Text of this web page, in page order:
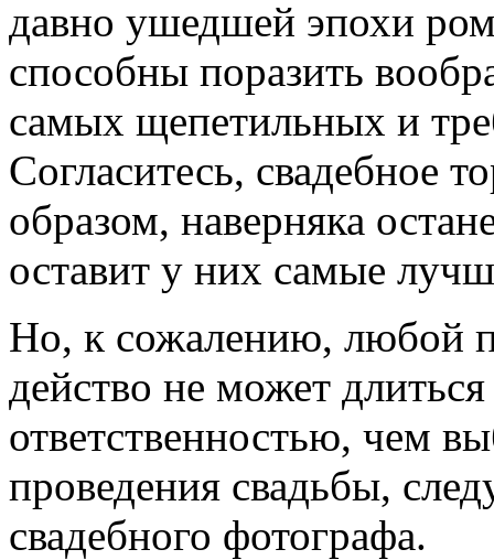
давно ушедшей эпохи
способны поразить
самых щепетильных и
Согласитесь, свадебное
образом, наверняка
оставит у них самые
Но, к сожалению, любой
действо не может
ответственностью, чем
проведения свадьбы,
свадебного фотографа.